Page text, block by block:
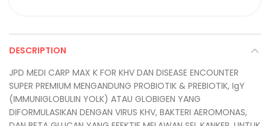
DESCRIPTION
JPD MEDI CARP MAX K FOR KHV DAN DISEASE ENCOUNTER
SUPER PREMIUM MENGANDUNG PROBIOTIK & PREBIOTIK, IgY
(IMMUNIGLOBULIN YOLK) ATAU GLOBIGEN YANG
DIFORMULASIKAN DENGAN VIRUS KHV, BAKTERI AEROMONAS,